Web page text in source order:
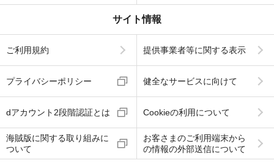
サイト情報
ご利用規約 提供事業者等に関する表示
プライバシーポリシー 健全なサービスに向けて
dアカウント2段階認証とは Cookieの利用について
海賊版に関する取り組みに
ついて
お客さまのご利用端末から
の情報の外部送信について